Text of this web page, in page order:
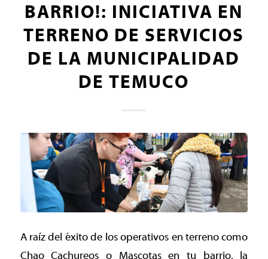
BARRIO!: INICIATIVA EN
TERRENO DE SERVICIOS
DE LA MUNICIPALIDAD
DE TEMUCO
A raíz del éxito de los operativos en terreno como
Chao Cachureos o Mascotas en tu barrio, la